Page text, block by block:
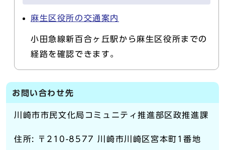
麻生区役所の交通案内
小田急線新百合ヶ丘駅から麻生区役所までの
経路を確認できます。
お問い合わせ先
川崎市市民文化局コミュニティ推進部区政推進課
住所: 〒210-8577 川崎市川崎区宮本町1番地